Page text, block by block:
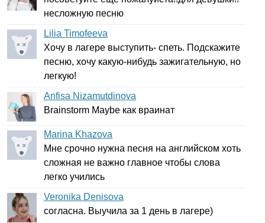
несложную песню
Lilia Timofeeva
Хочу в лагере выступить- спеть. Подскажите
песню, хочу какую-нибудь зажигательную, но
легкую!
Anfisa Nizamutdinova
Brainstorm Maybe как враинат
Marina Khazova
Мне срочно нужна песня на английском хоть
сложная не важно главное чтобы слова
легко учились
Veronika Denisova
согласна. Выучила за 1 день в лагере)